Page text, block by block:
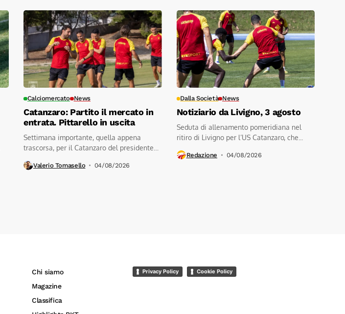
Calciomercato News
Catanzaro: Partito il mercato in
entrata. Pittarello in uscita
Settimana importante, quella appena
trascorsa, per il Catanzaro del presidente
Valerio Tomasello 04/08/2026
Dalla Società News
Notiziario da Livigno, 3 agosto
Seduta di allenamento pomeridiana nel
ritiro di Livigno per l’US Catanzaro, che...
Redazione 04/08/2026
Chi siamo
Magazine
Classifica
Privacy Policy Cookie Policy